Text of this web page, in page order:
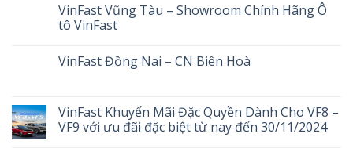
VinFast Vũng Tàu – Showroom Chính Hãng Ô
tô VinFast
VinFast Đồng Nai – CN Biên Hoà
VinFast Khuyến Mãi Đặc Quyền Dành Cho VF8 –
VF9 với ưu đãi đặc biệt từ nay đến 30/11/2024